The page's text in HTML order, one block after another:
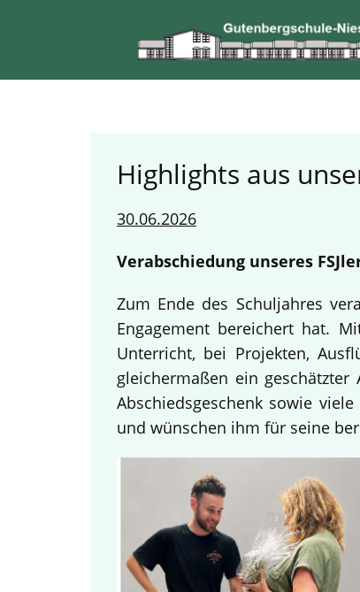
Highlights aus
30.06.2026
Verabschiedung unseres
Zum Ende des Schuljahres
Engagement bereichert hat.
Unterricht, bei Projekten,
gleichermaßen ein
Abschiedsgeschenk sowie
und wünschen ihm für seine